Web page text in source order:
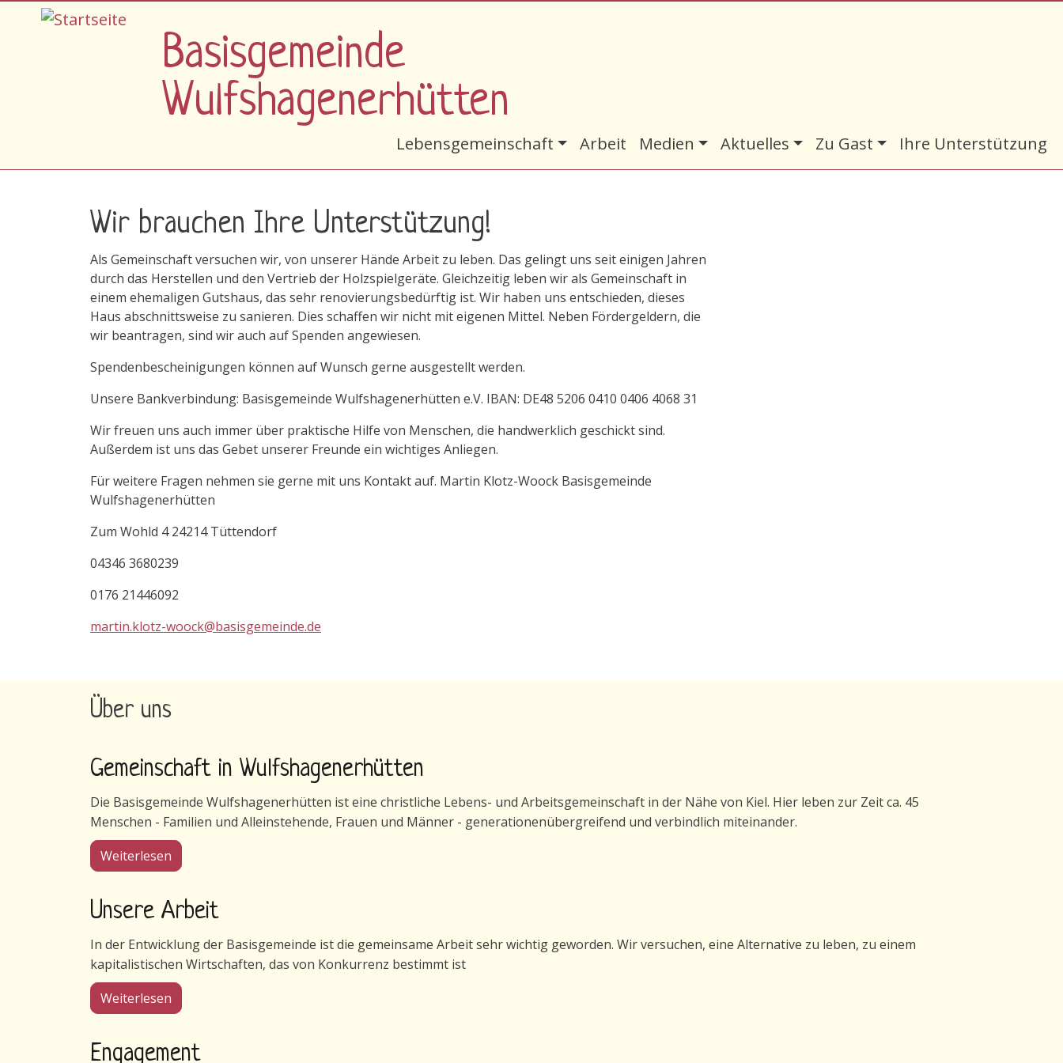
Direkt zum Inhalt
Basisgemeinde
Wulfshagenerhütten
Hauptnavigation
Lebensgemeinschaft Arbeit Medien Aktuelles Zu Gast Ihre Unterstützung
Wir brauchen Ihre Unterstützung!
Als Gemeinschaft versuchen wir, von unserer Hände Arbeit zu leben. Das gelingt uns seit einigen Jahren
durch das Herstellen und den Vertrieb der Holzspielgeräte. Gleichzeitig leben wir als Gemeinschaft in
einem ehemaligen Gutshaus, das sehr renovierungsbedürftig ist. Wir haben uns entschieden, dieses
Haus abschnittsweise zu sanieren. Dies schaffen wir nicht mit eigenen Mittel. Neben Fördergeldern, die
wir beantragen, sind wir auch auf Spenden angewiesen.
Spendenbescheinigungen können auf Wunsch gerne ausgestellt werden.
Unsere Bankverbindung: Basisgemeinde Wulfshagenerhütten e.V. IBAN: DE48 5206 0410 0406 4068 31
Wir freuen uns auch immer über praktische Hilfe von Menschen, die handwerklich geschickt sind.
Außerdem ist uns das Gebet unserer Freunde ein wichtiges Anliegen.
Für weitere Fragen nehmen sie gerne mit uns Kontakt auf. Martin Klotz-Woock Basisgemeinde
Wulfshagenerhütten
Zum Wohld 4 24214 Tüttendorf
04346 3680239
0176 21446092
martin.klotz-woock@basisgemeinde.de
Über uns
Gemeinschaft in Wulfshagenerhütten
Die Basisgemeinde Wulfshagenerhütten ist eine christliche Lebens- und Arbeitsgemeinschaft in der Nähe von Kiel. Hier leben zur Zeit ca. 45
Menschen - Familien und Alleinstehende, Frauen und Männer - generationenübergreifend und verbindlich miteinander.
Weiterlesen
Unsere Arbeit
In der Entwicklung der Basisgemeinde ist die gemeinsame Arbeit sehr wichtig geworden. Wir versuchen, eine Alternative zu leben, zu einem
kapitalistischen Wirtschaften, das von Konkurrenz bestimmt ist
Weiterlesen
Engagement